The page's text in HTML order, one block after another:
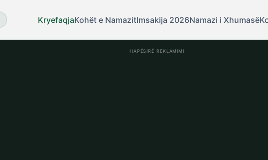
KryefaqjaKohët e NamazitImsakija 2026Namazi i Xhumasë
HAPËSIRË REKLAMIMI